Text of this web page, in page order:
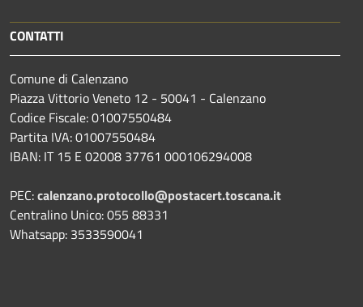
CONTATTI
Comune di Calenzano
Piazza Vittorio Veneto 12 - 50041 - Calenzano
Codice Fiscale: 01007550484
Partita IVA: 01007550484
IBAN: IT 15 E 02008 37761 000106294008
PEC:calenzano.protocollo@postacert.toscana.it
Centralino Unico: 055 88331
Whatsapp: 3533590041